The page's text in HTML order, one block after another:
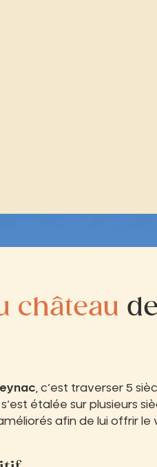
château
, c’est traverser 5
étalée sur plusieurs
afin de lui offrir le